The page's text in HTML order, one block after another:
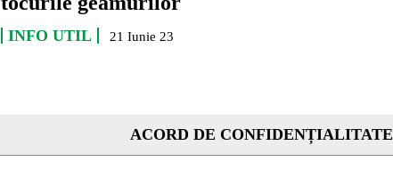
INFO UTIL 21 Iunie 23
ACORD DE CONFIDENȚIALITATE